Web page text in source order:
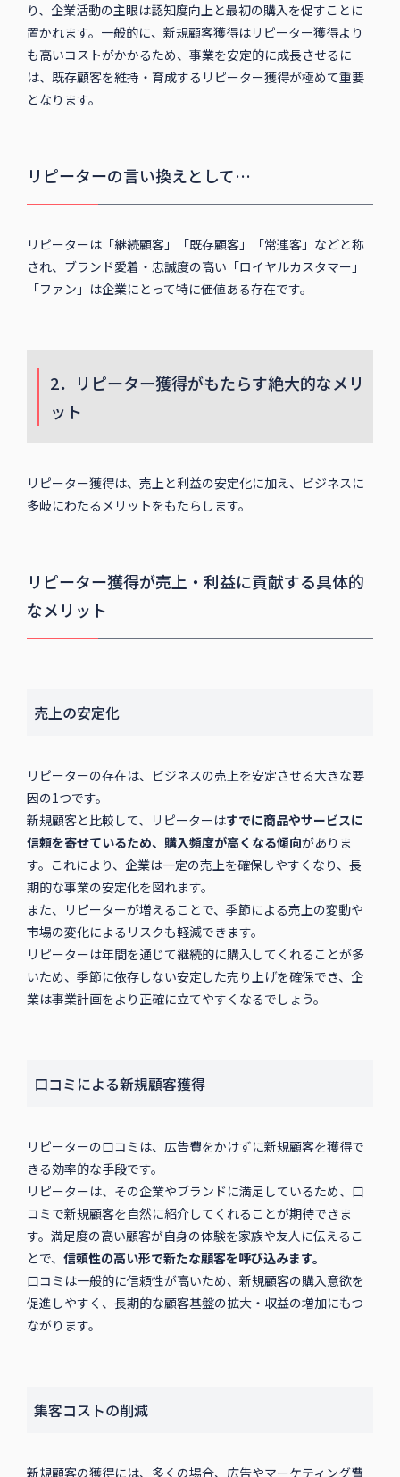
り、企業活動の主眼は認知度向上と最初の購入を促すことに
置かれます。一般的に、新規顧客獲得はリピーター獲得より
も高いコストがかかるため、事業を安定的に成長させるに
は、既存顧客を維持・育成するリピーター獲得が極めて重要
となります。
リピーターの言い換えとして…
リピーターは「継続顧客」「既存顧客」「常連客」などと称
され、ブランド愛着・忠誠度の高い「ロイヤルカスタマー」
「ファン」は企業にとって特に価値ある存在です。
2．リピーター獲得がもたらす絶大的なメリ
ット
リピーター獲得は、売上と利益の安定化に加え、ビジネスに
多岐にわたるメリットをもたらします。
リピーター獲得が売上・利益に貢献する具体的
なメリット
売上の安定化
リピーターの存在は、ビジネスの売上を安定させる大きな要
因の1つです。
新規顧客と比較して、リピーターはすでに商品やサービスに
信頼を寄せているため、購入頻度が高くなる傾向がありま
す。これにより、企業は一定の売上を確保しやすくなり、長
期的な事業の安定化を図れます。
また、リピーターが増えることで、季節による売上の変動や
市場の変化によるリスクも軽減できます。
リピーターは年間を通じて継続的に購入してくれることが多
いため、季節に依存しない安定した売り上げを確保でき、企
業は事業計画をより正確に立てやすくなるでしょう。
口コミによる新規顧客獲得
リピーターの口コミは、広告費をかけずに新規顧客を獲得で
きる効率的な手段です。
リピーターは、その企業やブランドに満足しているため、口
コミで新規顧客を自然に紹介してくれることが期待できま
す。満足度の高い顧客が自身の体験を家族や友人に伝えるこ
とで、 信頼性の高い形で新たな顧客を呼び込みます。
口コミは一般的に信頼性が高いため、新規顧客の購入意欲を
促進しやすく、長期的な顧客基盤の拡大・収益の増加にもつ
ながります。
集客コストの削減
新規顧客の獲得には、多くの場合、広告やマーケティング費